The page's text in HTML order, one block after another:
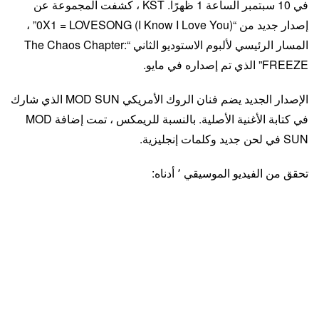
في 10 سبتمبر الساعة 1 ظهرًا. KST ، كشفت المجموعة عن
إصدار جديد من “0X1 = LOVESONG (I Know I Love You)” ،
المسار الرئيسي لألبوم الاستوديو الثاني “The Chaos Chapter:
FREEZE” الذي تم إصداره في مايو.
الإصدار الجديد يضم فنان الروك الأمريكي MOD SUN الذي شارك
في كتابة الأغنية الأصلية. بالنسبة للريمكس ، تمت إضافة MOD
SUN في لحن جديد وكلمات إنجليزية.
تحقق من الفيديو الموسيقي ٬ أدناه: